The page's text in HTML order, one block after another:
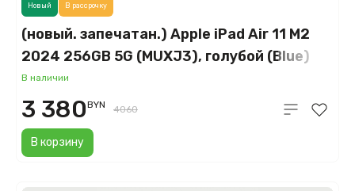
(новый. запечатан.) Apple iPad Air 11 M2
2024 256GB 5G (MUXJ3), голубой (Blue)
В наличии
В корзину
Новый В рассрочку
3 380BYN 4060